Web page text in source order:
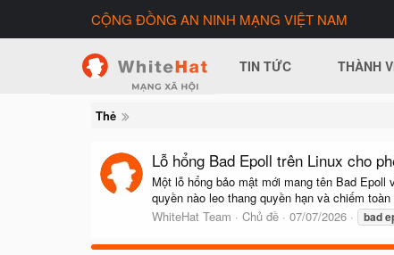
CỘNG ĐỒNG AN NINH MẠNG VIỆT NAM
TIN TỨC THÀNH
Thẻ
Lỗ hổng Bad Epoll trên Linux cho
Một lỗ hổng bảo mật mới mang tên Bad
quyền nào leo thang quyền hạn và chiếm
WhiteHat Team
Chủ đề 07/07/2026 bad